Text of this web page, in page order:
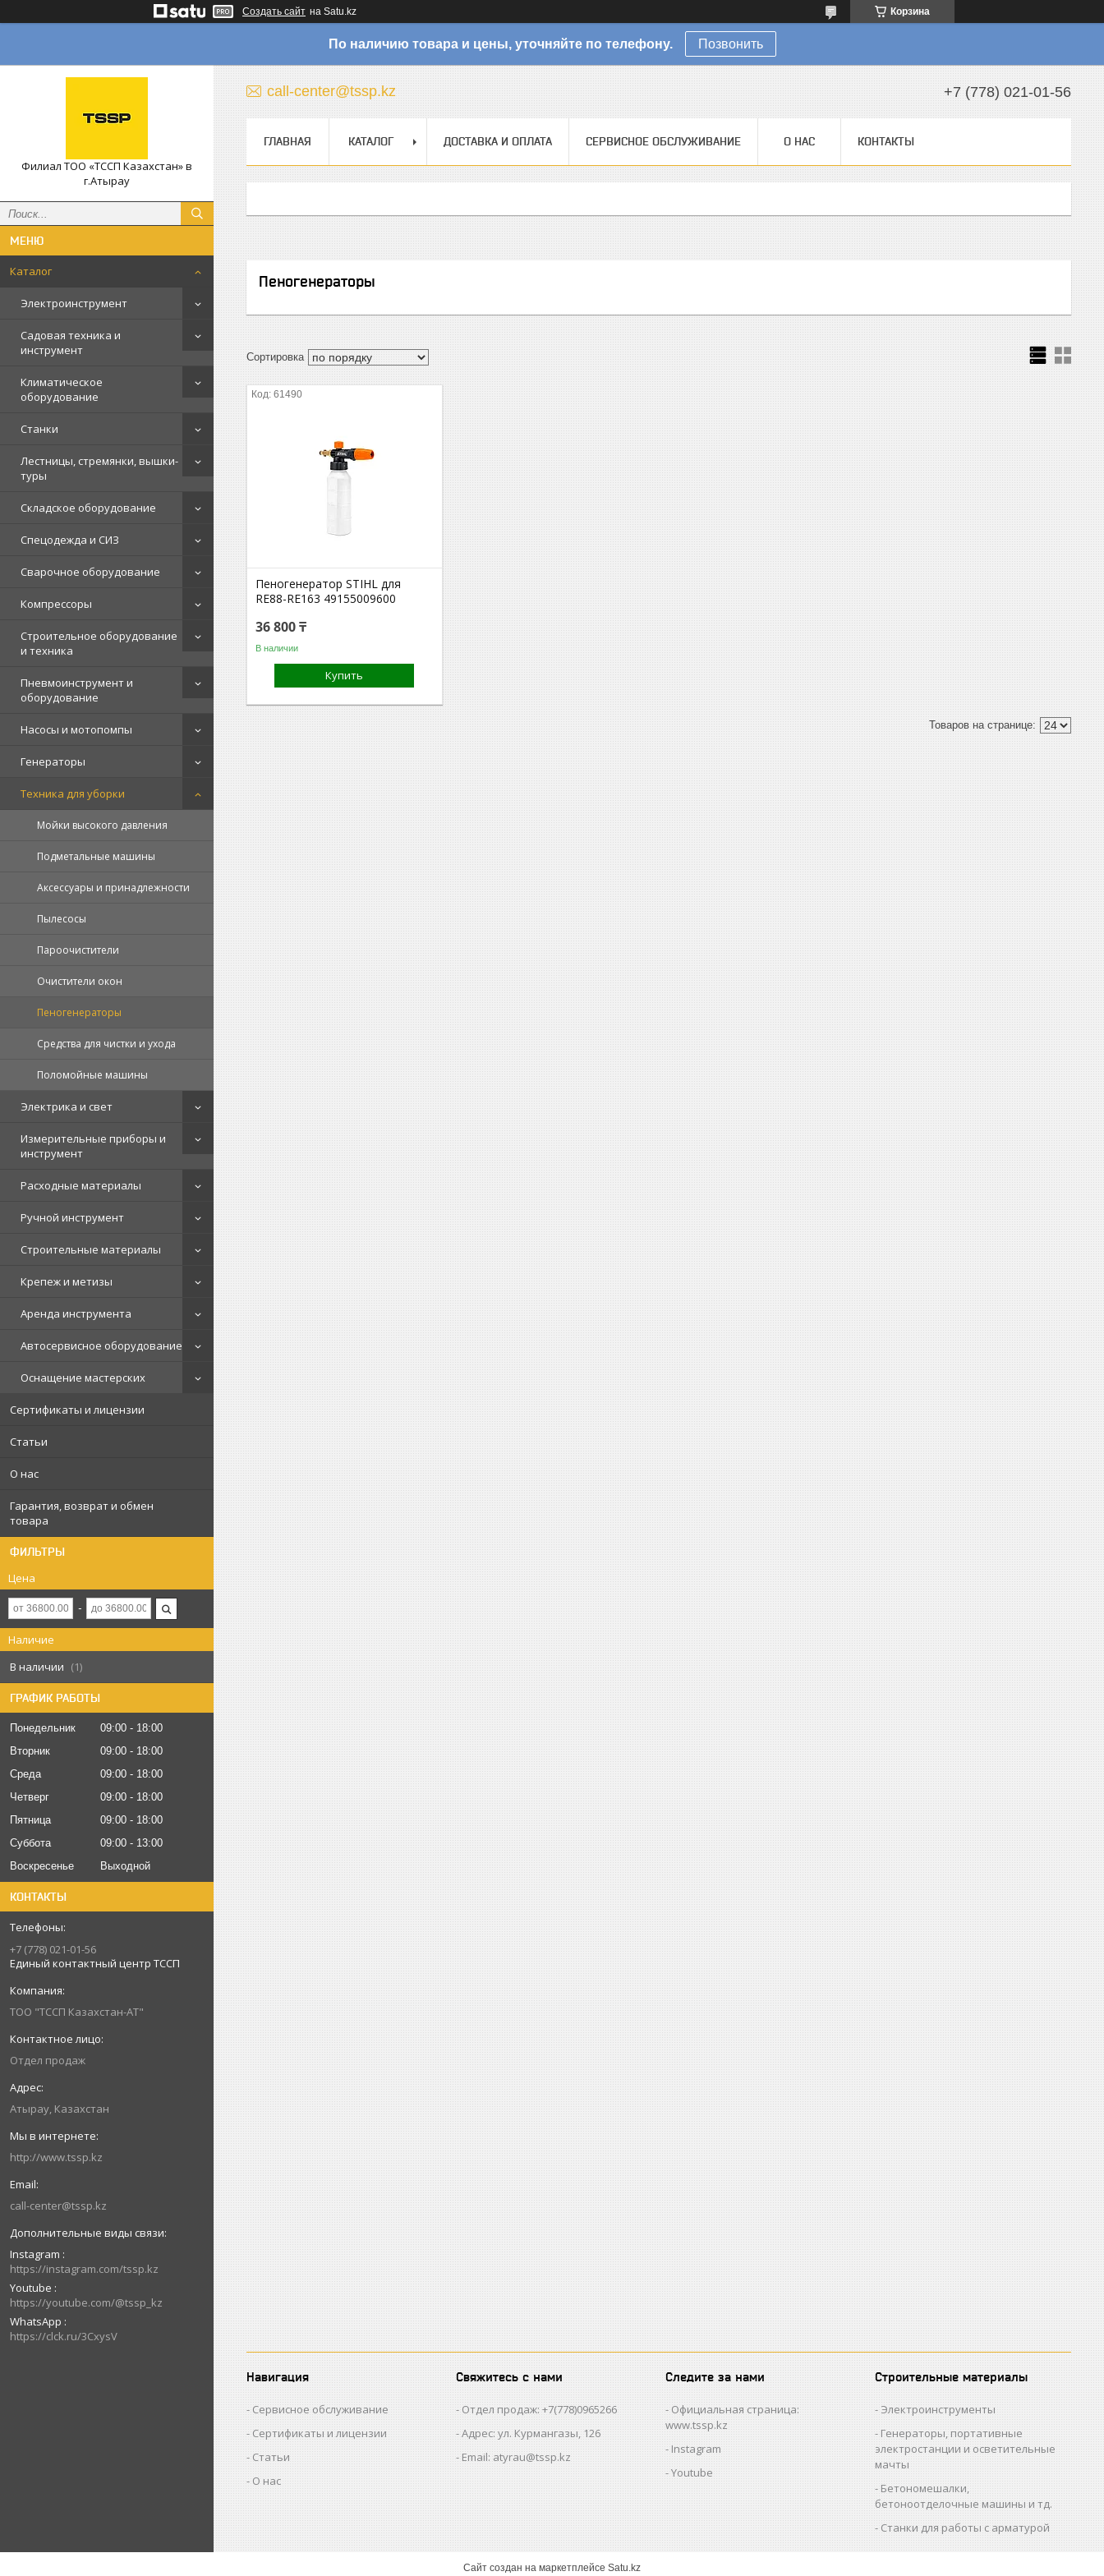
Создать сайт на Satu.kz Корзина
По наличию товара и цены, уточняйте по телефону. Позвонить
Филиал ТОО «ТССП Казахстан» в
г.Атырау
Каталог
Электроинструмент
Садовая техника и
инструмент
Климатическое
оборудование
Станки
Лестницы, стремянки, вышки-
туры
Складское оборудование
Спецодежда и СИЗ
Сварочное оборудование
Компрессоры
Строительное оборудование
и техника
Пневмоинструмент и
оборудование
Насосы и мотопомпы
Генераторы
Техника для уборки
Мойки высокого давления
Подметальные машины
Аксессуары и принадлежности
Пылесосы
Пароочистители
Очистители окон
Пеногенераторы
Средства для чистки и ухода
Поломойные машины
Электрика и свет
Измерительные приборы и
инструмент
Расходные материалы
Ручной инструмент
Строительные материалы
Крепеж и метизы
Аренда инструмента
Автосервисное оборудование
Оснащение мастерских
Сертификаты и лицензии
Статьи
О нас
Гарантия, возврат и обмен
товара
ФИЛЬТРЫ
Цена
Наличие
В наличии
1
ГРАФИК РАБОТЫ
Понедельник 09:00
18:00
Вторник
09:00
18:00
Среда
09:00
18:00
Четверг
09:00
18:00
Пятница
09:00
18:00
Суббота
09:00
13:00
Воскресенье
Выходной
КОНТАКТЫ
+7 (778) 021-01-56
Единый контактный центр ТССП
ТОО "ТССП Казахстан-АТ"
Отдел продаж
Атырау, Казахстан
http://www.tssp.kz
call-center@tssp.kz
Instagram
https://instagram.com/tssp.kz
Youtube
https://youtube.com/@tssp_kz
WhatsApp
https://clck.ru/3CxysV
call-center@tssp.kz +7 (778) 021-01-56
ГЛАВНАЯ КАТАЛОГ ДОСТАВКА И ОПЛАТА СЕРВИСНОЕ ОБСЛУЖИВАНИЕ О НАС КОНТАКТЫ
Пеногенераторы
61490
Пеногенератор STIHL для
RE88-RE163 49155009600
36 800 ₸
В наличии
Купить
Навигация
Сервисное обслуживание
Сертификаты и лицензии
Статьи
О нас
Свяжитесь с нами
Отдел продаж: +7(778)0965266
Адрес: ул. Курмангазы, 126
Email: atyrau@tssp.kz
Следите за нами
Официальная страница:
www.tssp.kz
Instagram
Youtube
Строительные материалы
Электроинструменты
Генераторы, портативные
электростанции и осветительные
мачты
Бетономешалки,
бетоноотделочные машины и тд.
Станки для работы с арматурой
Сайт создан на маркетплейсе Satu.kz